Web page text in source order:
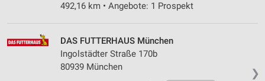
492,16 km • Angebote: 1 Prospekt
❯
DAS FUTTERHAUS München
Ingolstädter Straße 170b
80939 München